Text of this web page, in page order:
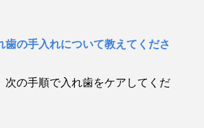
歯の手入れについて教えてくださ
次の手順で入れ歯をケアしてくだ